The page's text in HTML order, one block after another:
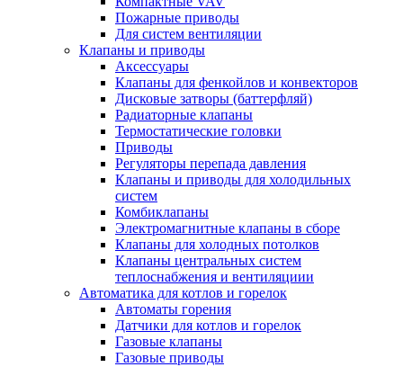
Пожарные приводы
Для систем вентиляции
Клапаны и приводы
Аксессуары
Клапаны для фенкойлов и конвекторов
Дисковые затворы (баттерфляй)
Радиаторные клапаны
Термостатические головки
Приводы
Регуляторы перепада давления
Клапаны и приводы для холодильных
систем
Комбиклапаны
Электромагнитные клапаны в сборе
Клапаны для холодных потолков
Клапаны центральных систем
теплоснабжения и вентиляциии
Автоматика для котлов и горелок
Автоматы горения
Датчики для котлов и горелок
Газовые клапаны
Газовые приводы